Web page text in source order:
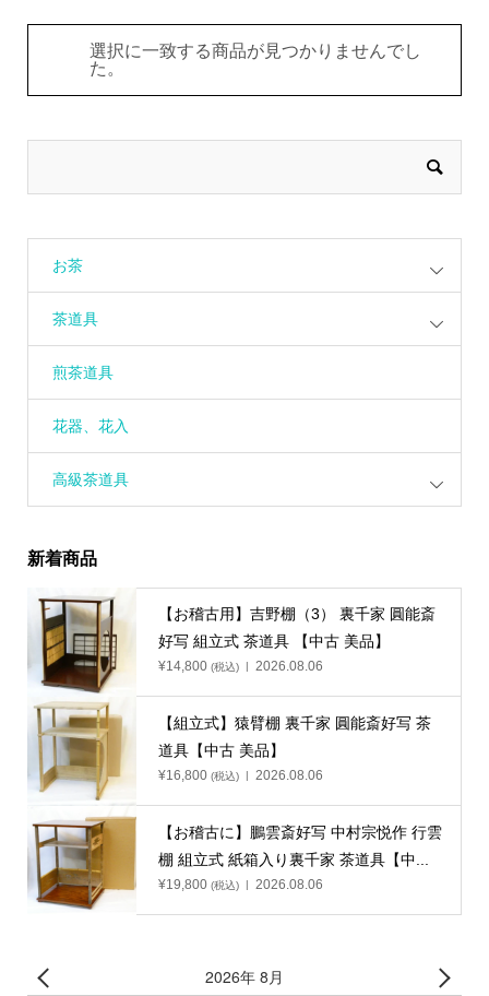
選択に一致する商品が見つかりませんでし
た。
お茶
茶道具
煎茶道具
花器、花入
高級茶道具
新着商品
【お稽古用】吉野棚（3） 裏千家 圓能斎
好写 組立式 茶道具 【中古 美品】
¥14,800 (税込) 2026.08.06
【組立式】猿臂棚 裏千家 圓能斎好写 茶
道具【中古 美品】
¥16,800 (税込) 2026.08.06
【お稽古に】鵬雲斎好写 中村宗悦作 行雲
棚 組立式 紙箱入り裏千家 茶道具【中...
¥19,800 (税込) 2026.08.06
2026年 8月